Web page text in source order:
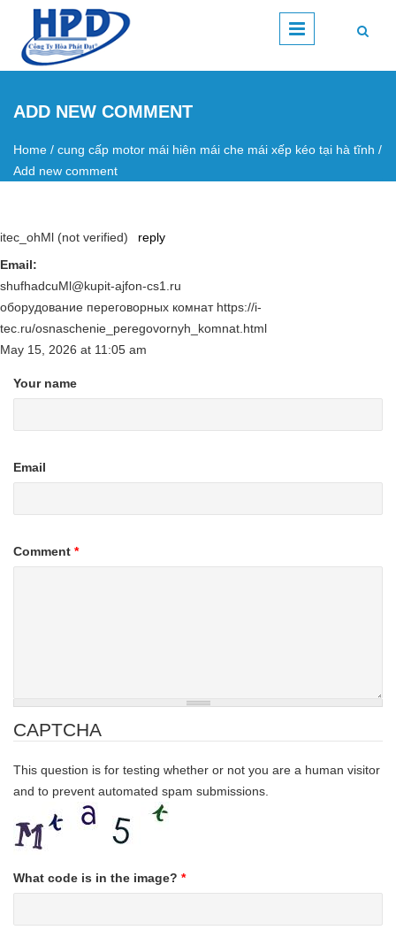
Skip to main content
ADD NEW COMMENT
You are here
Home / cung cấp motor mái hiên mái che mái xếp kéo tại hà tĩnh /
Add new comment
itec_ohMl (not verified)
reply
Email:
shufhadcuMl@kupit-ajfon-cs1.ru
оборудование переговорных комнат https://i-
tec.ru/osnaschenie_peregovornyh_komnat.html
May 15, 2026 at 11:05 am
Your name
Email
Comment *
CAPTCHA
This question is for testing whether or not you are a human visitor
and to prevent automated spam submissions.
What code is in the image? *